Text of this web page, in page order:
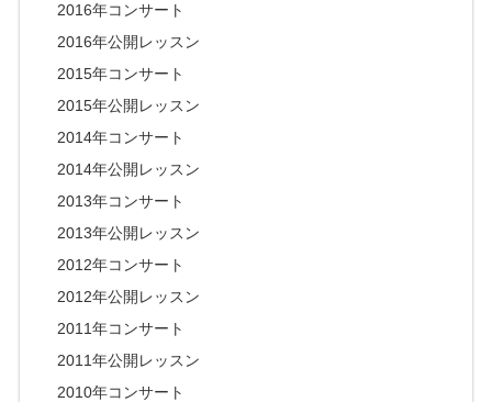
2016年コンサート
2016年公開レッスン
2015年コンサート
2015年公開レッスン
2014年コンサート
2014年公開レッスン
2013年コンサート
2013年公開レッスン
2012年コンサート
2012年公開レッスン
2011年コンサート
2011年公開レッスン
2010年コンサート